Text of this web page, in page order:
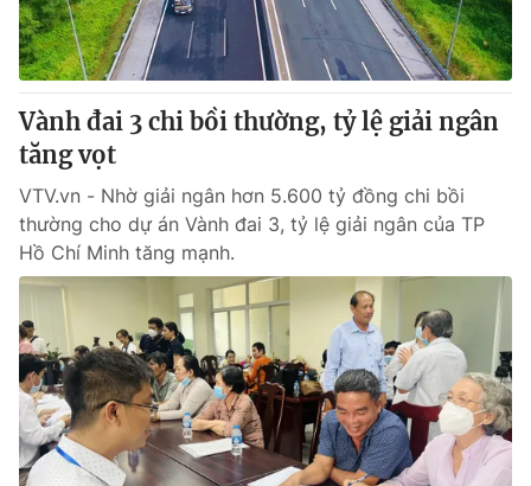
Vành đai 3 chi bồi thường, tỷ lệ giải ngân
tăng vọt
VTV.vn - Nhờ giải ngân hơn 5.600 tỷ đồng chi bồi
thường cho dự án Vành đai 3, tỷ lệ giải ngân của TP
Hồ Chí Minh tăng mạnh.